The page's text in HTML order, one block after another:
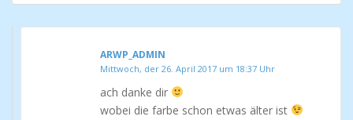
ARWP_ADMIN
Mittwoch, der 26. April 2017 um 18:37 Uhr
ach danke dir
wobei die farbe schon etwas älter ist